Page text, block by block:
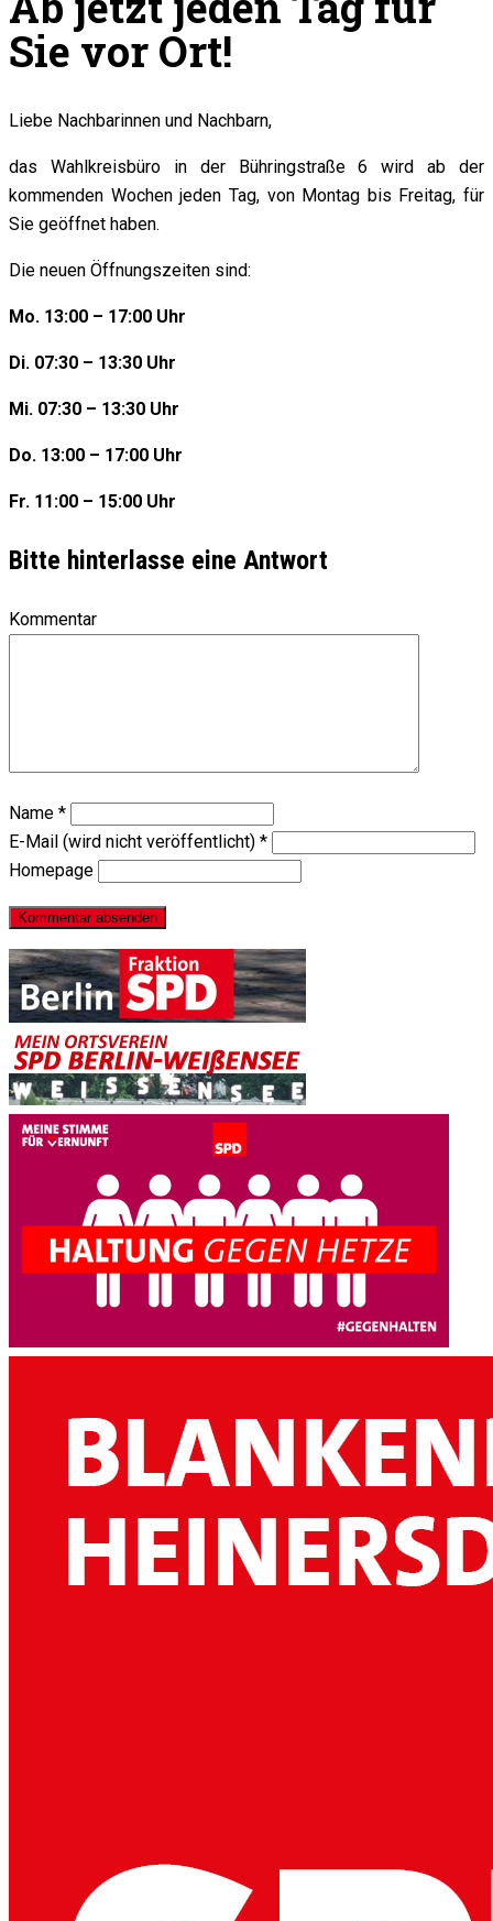
Sie vor Ort!
Liebe Nachbarinnen und Nachbarn,
das Wahlkreisbüro in der Bühringstraße 6 wird ab der
kommenden Wochen jeden Tag, von Montag bis Freitag, für
Sie geöffnet haben.
Die neuen Öffnungszeiten sind:
Mo. 13:00 – 17:00 Uhr
Di. 07:30 – 13:30 Uhr
Mi. 07:30 – 13:30 Uhr
Do. 13:00 – 17:00 Uhr
Fr. 11:00 – 15:00 Uhr
Bitte hinterlasse eine Antwort
Kommentar
Name *
E-Mail (wird nicht veröffentlicht) *
Homepage